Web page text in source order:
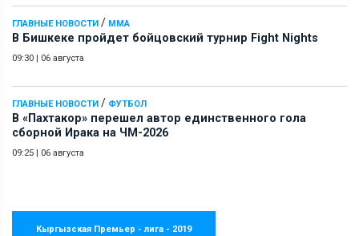
ГЛАВНЫЕ НОВОСТИ / ММА
В Бишкеке пройдет бойцовский турнир Fight Nights
09:30 06 августа
ГЛАВНЫЕ НОВОСТИ / ФУТБОЛ
В «Пахтакор» перешел автор единственного гола
сборной Ирака на ЧМ-2026
09:25 06 августа
Кыргызская Премьер - лига - 2019